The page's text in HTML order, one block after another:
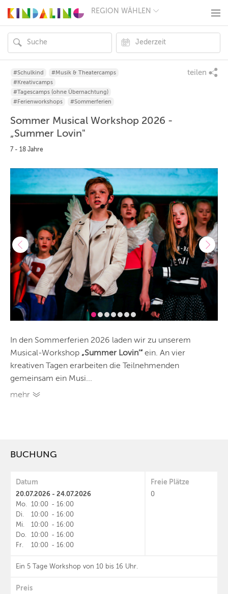
REGION WÄHLEN
MÜNCHEN
HAMBURG
FRANKFURT
KÖLN
ESSEN
HANNOVER
DRESDEN
REGIONEN
#Schulkind
#Musik & Theatercamps
#Kreativcamps
#Tagescamps (ohne Übernachtung)
#Ferienworkshops
#Sommerferien
teilen
Sommer Musical Workshop 2026 -
„Summer Lovin"
7 - 18 Jahre
In den Sommerferien 2026 laden wir zu unserem
Musical-Workshop „Summer Lovin’“ ein. An vier
kreativen Tagen erarbeiten die Teilnehmenden
gemeinsam ein Musi...
mehr
BUCHUNG
Datum
20.07.2026 - 24.07.2026
Mo. 10:00 - 16:00
Di.
10:00 - 16:00
Mi.
10:00 - 16:00
Do.
10:00 - 16:00
Fr.
10:00 - 16:00
Ein 5 Tage Workshop von 10 bis 16 Uhr.
Freie Plätze
0
Preis